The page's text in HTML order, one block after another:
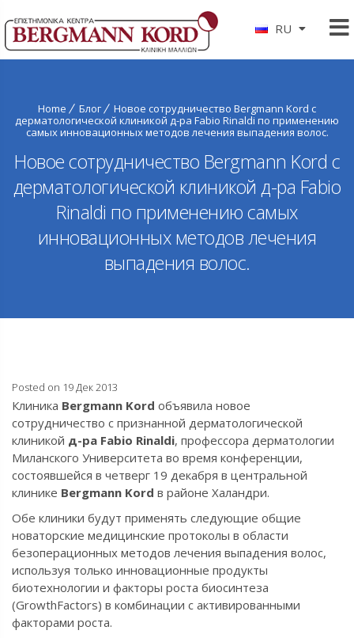
RU
Home Блог
Новое сотрудничество Bergmann Kord с
дерматологической клиникой д-ра Fabio Rinaldi по применению
самых инновационных методов лечения выпадения волос.
Новое сотрудничество Bergmann Kord с
дерматологической клиникой д-ра Fabio
Rinaldi по применению самых
инновационных методов лечения
выпадения волос.
Posted on 19 Дек 2013
Клиника Bergmann Kord объявила новое
сотрудничество с признанной дерматологической
клиникой д-ра Fabio Rinaldi, профессора дерматологии
Миланского Университета во время конференции,
состоявшейся в четверг 19 декабря в центральной
клинике Bergmann Kord в районе Халандри.
Обе клиники будут применять следующие общие
новаторские медицинские протоколы в области
безоперационных методов лечения выпадения волос,
используя только инновационные продукты
биотехнологии и факторы роста биосинтеза
(GrowthFactors) в комбинации с активированными
факторами роста.